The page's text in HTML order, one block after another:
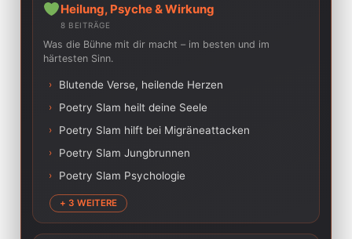
Heilung, Psyche & Wirkung
8 BEITRÄGE
Was die Bühne mit dir macht – im besten und im
härtesten Sinn.
› Blutende Verse, heilende Herzen
› Poetry Slam heilt deine Seele
› Poetry Slam hilft bei Migräneattacken
› Poetry Slam Jungbrunnen
› Poetry Slam Psychologie
+ 3 WEITERE